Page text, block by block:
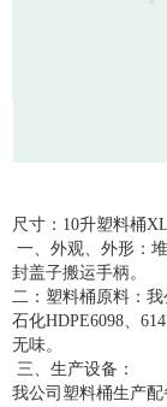
尺寸：10升塑料桶
一、外观、外形：
封盖子搬运手柄。
二：塑料桶原料：
石化HDPE6098、
无味。
三、生产设备：
我公司塑料桶生产